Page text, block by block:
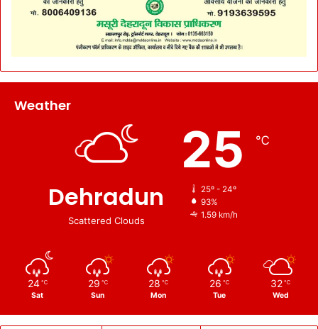
Weather
Dehradun
Scattered Clouds
25 ℃
25º - 24º
93%
1.59 km/h
24 ℃
Sat
29 ℃
Sun
28 ℃
Mon
26 ℃
Tue
32 ℃
Wed